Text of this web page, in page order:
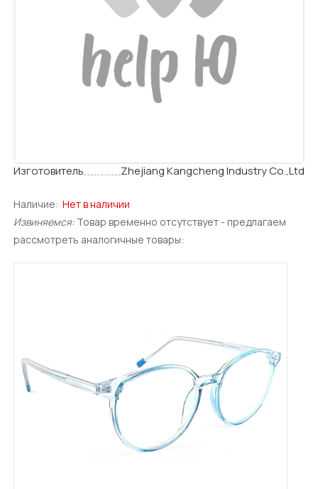
Изготовитель Zhejiang Kangcheng Industry Co.,Ltd
Наличие: Нет в наличии
Извиняемся: Товар временно отсутствует - предлагаем
рассмотреть аналогичные товары: